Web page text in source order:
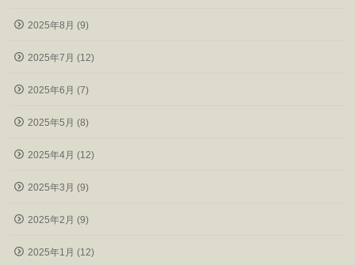
2025年8月 (9)
2025年7月 (12)
2025年6月 (7)
2025年5月 (8)
2025年4月 (12)
2025年3月 (9)
2025年2月 (9)
2025年1月 (12)